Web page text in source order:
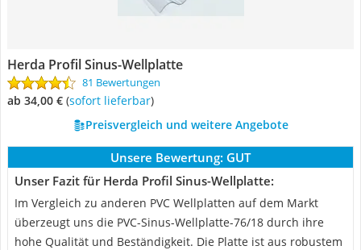
Herda Profil Sinus-Wellplatte
81 Bewertungen
ab 34,00 € ( Sofort lieferbar)
Preisvergleich und weitere Angebote
Unsere Bewertung: GUT
Unser Fazit für Herda Profil Sinus-Wellplatte:
Im Vergleich zu anderen PVC Wellplatten auf dem Markt
überzeugt uns die PVC-Sinus-Wellplatte-76/18 durch ihre
hohe Qualität und Beständigkeit. Die Platte ist aus robustem